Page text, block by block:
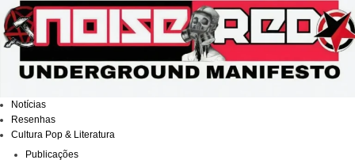
para
o
conteúdo
Notícias
Resenhas
Cultura Pop & Literatura
Publicações